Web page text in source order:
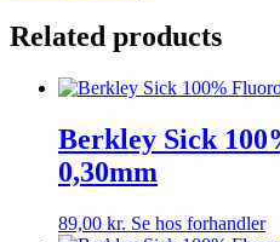
Related products
Berkley Sick
0,30mm
89,00 kr. Se hos forhandler